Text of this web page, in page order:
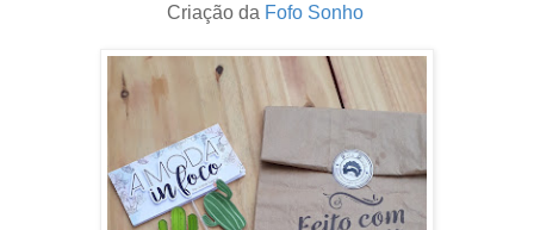
Criação da Fofo Sonho